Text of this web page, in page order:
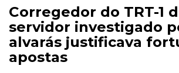
Corregedor do TRT-1
servidor investigado
alvarás justificava
apostas